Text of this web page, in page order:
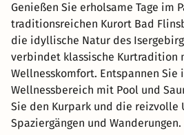
Genießen Sie erholsame Tage im
traditionsreichen Kurort Bad
die idyllische Natur des
verbindet klassische Kurtradition
Wellnesskomfort. Entspannen Sie
Wellnessbereich mit Pool und
Sie den Kurpark und die reizvolle
Spaziergängen und Wanderungen.